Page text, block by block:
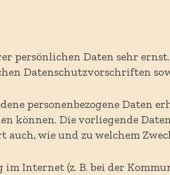
persönlichen Daten sehr
Datenschutzvorschriften
personenbezogene Daten
können. Die vorliegende
wie und zu welchem
Internet (z. B. bei der